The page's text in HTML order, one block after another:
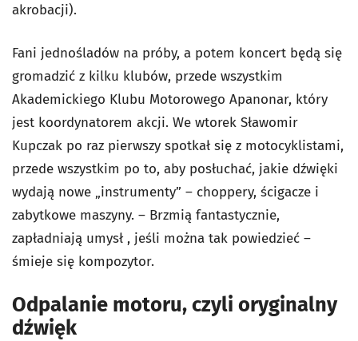
akrobacji).
Fani jednośladów na próby, a potem koncert będą się
gromadzić z kilku klubów, przede wszystkim
Akademickiego Klubu Motorowego Apanonar, który
jest koordynatorem akcji. We wtorek Sławomir
Kupczak po raz pierwszy spotkał się z motocyklistami,
przede wszystkim po to, aby posłuchać, jakie dźwięki
wydają nowe „instrumenty” – choppery, ścigacze i
zabytkowe maszyny. – Brzmią fantastycznie,
zapładniają umysł , jeśli można tak powiedzieć –
śmieje się kompozytor.
Odpalanie motoru, czyli oryginalny
dźwięk